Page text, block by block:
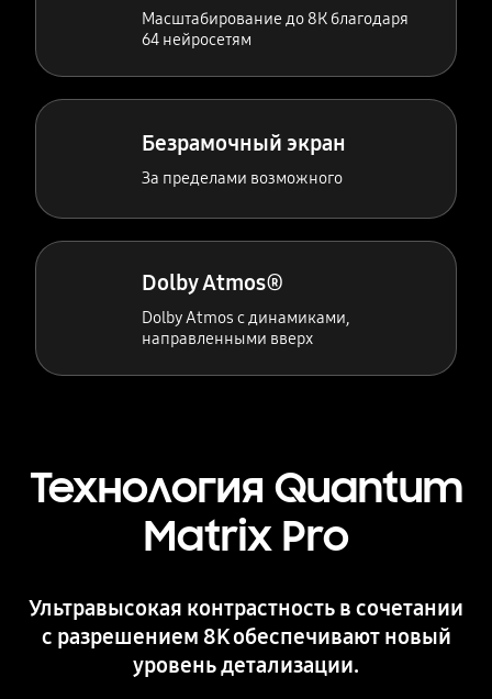
Масштабирование до 8К благодаря
64 нейросетям
Безрамочный экран
За пределами возможного
Dolby Atmos®
Dolby Atmos с динамиками,
направленными вверх
Технология Quantum
Matrix Pro
Ультравысокая контрастность в сочетании
с разрешением 8K обеспечивают новый
уровень детализации.